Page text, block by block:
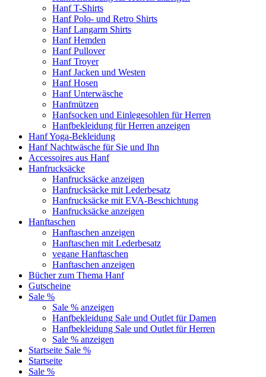
Hanf T-Shirts
Hanf Polo- und Retro Shirts
Hanf Langarm Shirts
Hanf Hemden
Hanf Pullover
Hanf Troyer
Hanf Jacken und Westen
Hanf Hosen
Hanf Unterwäsche
Hanfmützen
Hanfsocken und Einlegesohlen für Herren
Hanfbekleidung für Herren anzeigen
Hanf Yoga-Bekleidung
Hanf Nachtwäsche für Sie und Ihn
Accessoires aus Hanf
Hanfrucksäcke
Hanfrucksäcke anzeigen
Hanfrucksäcke mit Lederbesatz
Hanfrucksäcke mit EVA-Beschichtung
Hanfrucksäcke anzeigen
Hanftaschen
Hanftaschen anzeigen
Hanftaschen mit Lederbesatz
vegane Hanftaschen
Hanftaschen anzeigen
Bücher zum Thema Hanf
Gutscheine
Sale %
Sale % anzeigen
Hanfbekleidung Sale und Outlet für Damen
Hanfbekleidung Sale und Outlet für Herren
Sale % anzeigen
Startseite Sale %
Startseite
Sale %